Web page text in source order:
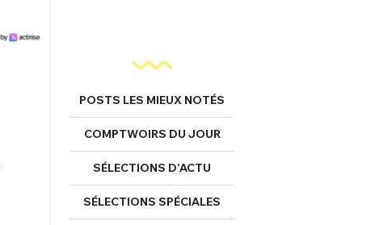
POSTS LES MIEUX NOTÉS
COMPTWOIRS DU JOUR
SÉLECTIONS D’ACTU
SÉLECTIONS SPÉCIALES